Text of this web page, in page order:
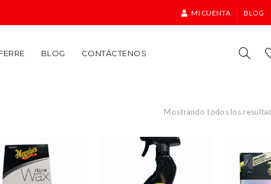
MI CUENTA BLOG
BLOG CONTÁCTENOS
Mostrando todos los